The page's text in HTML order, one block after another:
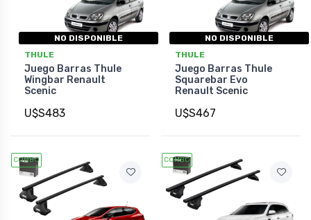
NO DISPONIBLE
THULE
Juego Barras Thule
Wingbar Renault
Scenic
U$S483
NO DISPONIBLE
THULE
Juego Barras Thule
Squarebar Evo
Renault Scenic
U$S467
COMBO COMBO